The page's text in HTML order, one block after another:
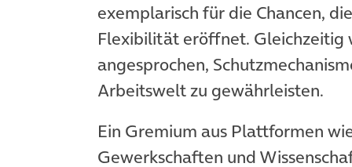
exemplarisch für die Chancen,
Flexibilität eröffnet. Gleichzeitig
angesprochen,
Arbeitswelt zu gewährleisten.
Ein Gremium aus Plattformen
Gewerkschaften und